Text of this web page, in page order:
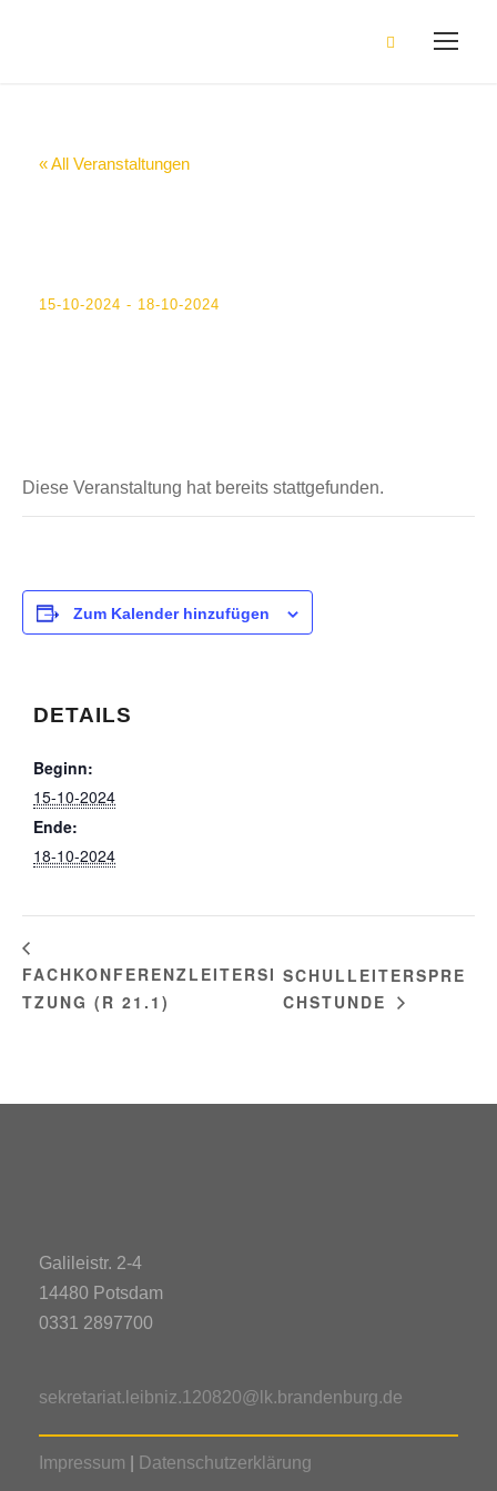
« All Veranstaltungen
15-10-2024 - 18-10-2024
Diese Veranstaltung hat bereits stattgefunden.
Zum Kalender hinzufügen
DETAILS
Beginn:
15-10-2024
Ende:
18-10-2024
FACHKONFERENZLEITERSI
TZUNG (R 21.1)
SCHULLEITERSPRE
CHSTUNDE
Galileistr. 2-4
14480 Potsdam
0331 2897700
sekretariat.leibniz.120820@lk.brandenburg.de
Impressum Datenschutzerklärung